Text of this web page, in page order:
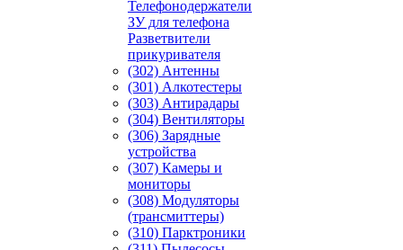
Телефонодержатели
ЗУ для телефона
Разветвители
прикуривателя
(302) Антенны
(301) Алкотестеры
(303) Антирадары
(304) Вентиляторы
(306) Зарядные
устройства
(307) Камеры и
мониторы
(308) Модуляторы
(трансмиттеры)
(310) Парктроники